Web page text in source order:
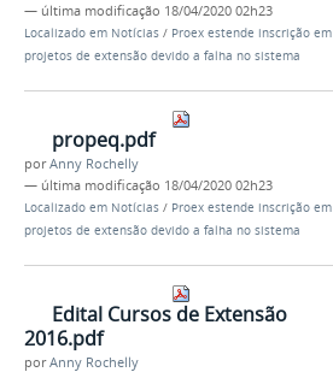
— última modificação 18/04/2020 02h23
Localizado em Notícias / Proex estende inscrição em
projetos de extensão devido a falha no sistema
propeq.pdf
porAnny Rochelly
— última modificação 18/04/2020 02h23
Localizado em Notícias / Proex estende inscrição em
projetos de extensão devido a falha no sistema
Edital Cursos de Extensão
2016.pdf
porAnny Rochelly